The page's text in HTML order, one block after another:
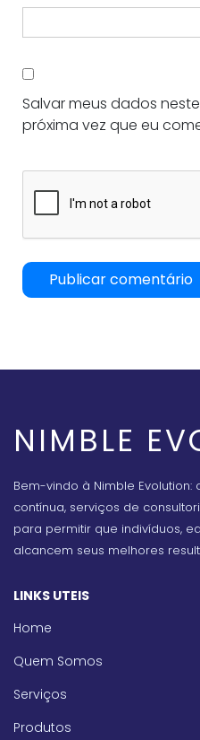
Salvar meus dados
próxima vez que eu
NIMBLE
Bem-vindo à Nimble
contínua, serviços de
para permitir que indivíduos,
alcancem seus melhores
LINKS UTEIS
Home
Quem Somos
Serviços
Produtos